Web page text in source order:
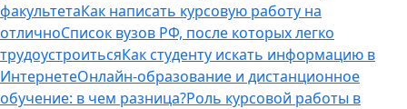
факультетаКак написать курсовую работу на
отличноСписок вузов РФ, после которых легко
трудоустроитьсяКак студенту искать информацию в
ИнтернетеОнлайн-образование и дистанционное
обучение: в чем разница?Роль курсовой работы в